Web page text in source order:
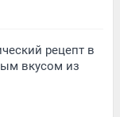
рецепт в
вкусом из